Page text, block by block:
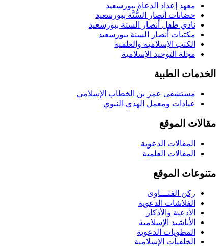
معهد إعداد الدعاة ببورسعيد
حضانات أنصار السُّنَّة ببورسعيد
نادي طفل أنصار السنة ببورسعيد
مكتبات أنصار السنة ببورسعيد
الكتب الإسلامية والعلمية
مجلة التوحيد الإسلامية
الخدمات الطبية
مستشفى عمر بن الخطاب الإسلامي
عيادات ومعمل الهدي النبوي
مقالات الموقع
المقالات الدعوية
المقالات العلمية
متنوعات الموقع
ركن الفتـــاوى
الفلاشات الدعوية
الأدعية والأذكار
الأناشيد الإسلامية
المطويات الدعوية
الخلفيات الإسلامية